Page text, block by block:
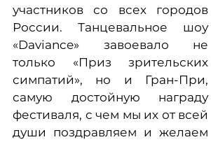
участников со всех городов
России. Танцевальное шоу
«Daviance» завоевало не
только «Приз зрительских
симпатий», но и Гран-При,
самую достойную награду
фестиваля, с чем мы их от всей
души поздравляем и желаем